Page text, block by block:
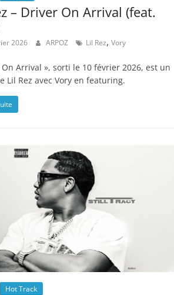
– Driver On Arrival (feat.
2026 ARPOZ Lil Rez,Vory
Arrival », sorti le 10 février 2026, est un
Lil Rez avec Vory en featuring.
Hot Track